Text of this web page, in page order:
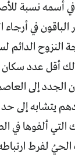
أسمه نسبة
في
أقل عدد سكان
الجدد إلى
يتشابه إلى حد
ألفوها في
لفرط